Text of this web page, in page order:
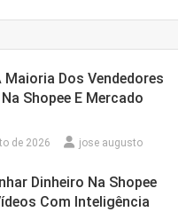
Maioria Dos Vendedores
Shopee E Mercado
de 2026 jose augusto
Dinheiro Na Shopee
Com Inteligência